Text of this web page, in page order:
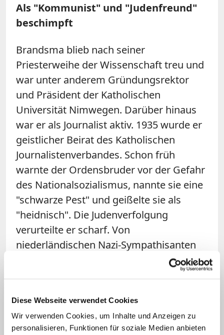
Diese Webseite verwendet Cookies
Wir verwenden Cookies, um Inhalte und Anzeigen zu
personalisieren, Funktionen für soziale Medien anbieten
Als "Kommunist" und "Judenfreund"
beschimpft
Brandsma blieb nach seiner
Priesterweihe der Wissenschaft treu und
war unter anderem Gründungsrektor
und Präsident der Katholischen
Universität Nimwegen. Darüber hinaus
war er als Journalist aktiv. 1935 wurde er
geistlicher Beirat des Katholischen
Journalistenverbandes. Schon früh
warnte der Ordensbruder vor der Gefahr
des Nationalsozialismus, nannte sie eine
"schwarze Pest" und geißelte sie als
"heidnisch". Die Judenverfolgung
verurteilte er scharf. Von
niederländischen Nazi-Sympathisanten
wurde er dafür als "Kommunist" und
Seit Mitte der 1950er-Jahre betrieben die
niederländischen Karmeliten die
Seligsprechung Brandsmas. Auch die